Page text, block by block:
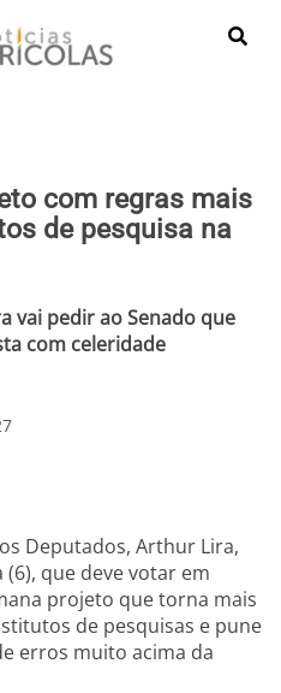
com regras mais
de pesquisa na
vai pedir ao Senado que
com celeridade
Deputados, Arthur Lira,
que deve votar em
projeto que torna mais
de pesquisas e pune
erros muito acima da